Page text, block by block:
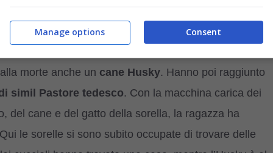
cane, ha intrapreso il lunghissimo viaggio,
meta che avrebbero dovuto raggiungere. Qui le
per essere uccisa, così spaventata che non
morte anche un cane Husky. Hanno poi raggiunto
simil Pastore tedesco. Con la macchina carica dei
del cane e del gatto della sorella, la ragazza ha
le sorelle si sono subito occupate di trovare delle
Consent
Manage options